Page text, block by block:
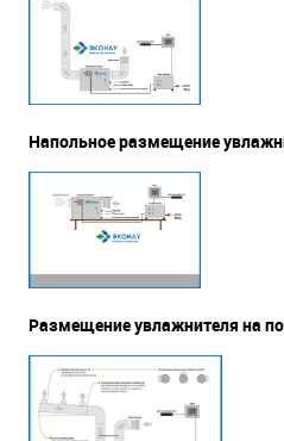
Напольное размещение
Размещение увлажнителя на